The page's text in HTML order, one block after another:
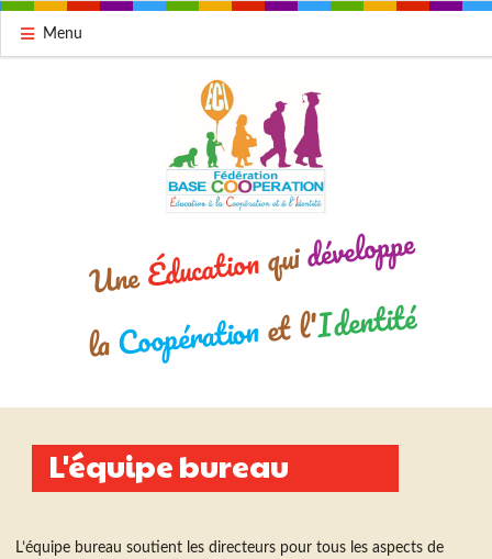
UneÉducationquidéveloppe
laCoopérationet l'Identité
Menu
L'équipe bureau
L’équipe bureau soutient les directeurs pour tous les aspects de